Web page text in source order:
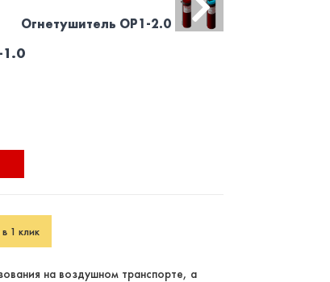
Огнетушитель ОР1-2.0
1 клик
на воздушном транспорте, а